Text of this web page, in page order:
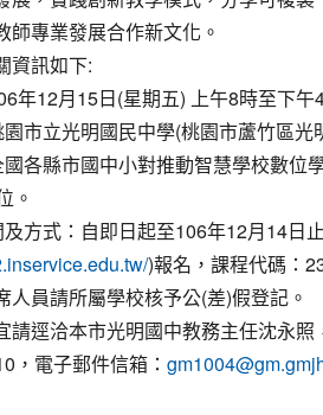
師專業發展合作新文化。
資訊如下:
年12月15日(星期五) 上午8時至下午
市立光明國民中學(桃園市蘆竹區光
各縣市國中小對推動智慧學校數位
。
方式：自即日起至106年12月14日
)報名，課程代碼：
人員請所屬學校核予公(差)假登記。
請逕洽本市光明國中教務主任沈永照
，電子郵件信箱：